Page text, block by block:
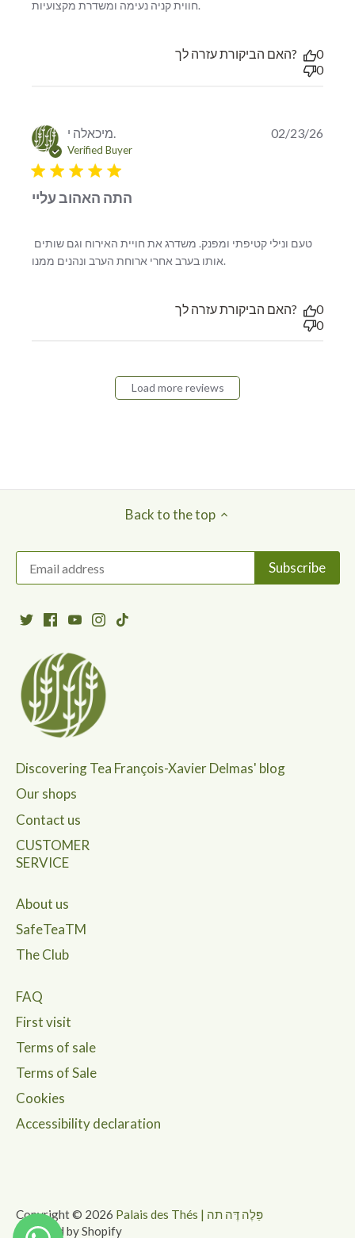
חווית קניה נעימה ומשדרת מקצועיות.
האם הביקורת עזרה לך?
0
0
Verified Buyer
5 star rating
התה האהוב עליי
אותו בערב אחרי ארוחת הערב ונהנים ממנו.
משדרג את
02/23/26
האם הביקורת עזרה לך?
0
0
Load more reviews
Back to the top
Discovering Tea François-Xavier Delmas' blog
Our shops
Contact us
CUSTOMER
SERVICE
About us
SafeTeaTM
The Club
FAQ
First visit
Terms of sale
Terms of Sale
Cookies
Accessibility declaration
Copyright © 2026
Palais des Thés | פַּלֶה דֶּה תה
Powered by Shopify